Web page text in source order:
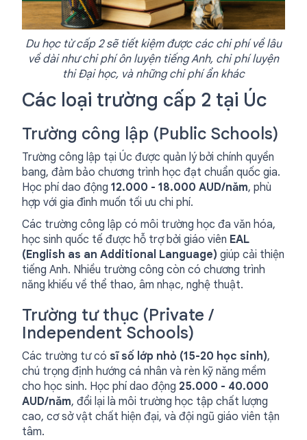
Du học từ cấp 2 sẽ tiết kiệm được các chi phí về lâu
về dài như chi phí ôn luyện tiếng Anh, chi phí luyện
thi Đại học, và những chi phí ẩn khác
Các loại trường cấp 2 tại Úc
Trường công lập (Public Schools)
Trường công lập tại Úc được quản lý bởi chính quyền
bang, đảm bảo chương trình học đạt chuẩn quốc gia.
Học phí dao động 12.000 - 18.000 AUD/năm, phù
hợp với gia đình muốn tối ưu chi phí.
Các trường công lập có môi trường học đa văn hóa,
học sinh quốc tế được hỗ trợ bởi giáo viên EAL
(English as an Additional Language) giúp cải thiện
tiếng Anh. Nhiều trường công còn có chương trình
năng khiếu về thể thao, âm nhạc, nghệ thuật.
Trường tư thục (Private /
Independent Schools)
Các trường tư có sĩ số lớp nhỏ (15-20 học sinh),
chú trọng định hướng cá nhân và rèn kỹ năng mềm
cho học sinh. Học phí dao động 25.000 - 40.000
AUD/năm, đổi lại là môi trường học tập chất lượng
cao, cơ sở vật chất hiện đại, và đội ngũ giáo viên tận
tâm.